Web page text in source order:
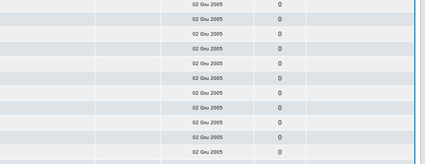
02 Gru 2005 0
02 Gru 2005 0
02 Gru 2005 0
02 Gru 2005 0
02 Gru 2005 0
02 Gru 2005 0
02 Gru 2005 0
02 Gru 2005 0
02 Gru 2005 0
02 Gru 2005 0
02 Gru 2005 0